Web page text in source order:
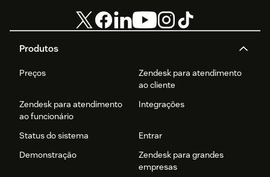
Produtos
Preços
Zendesk para atendimento
ao cliente
Zendesk para atendimento
ao funcionário
Integrações
Status do sistema
Entrar
Demonstração
Zendesk para grandes
empresas